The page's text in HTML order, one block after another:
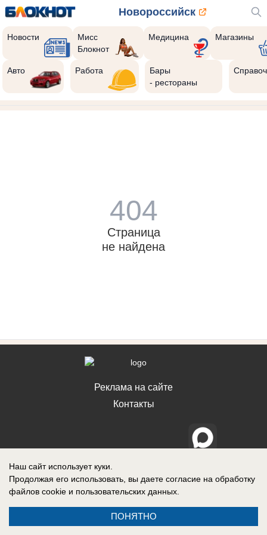
Новороссийск
Новости
Мисс
Блокнот
Медицина Магазины
Авто Работа
Бары
- рестораны
404
Страница
не найдена
Реклама на сайте
Контакты
Наш сайт использует куки.
Продолжая его использовать, вы даете согласие на обработку
файлов cookie и пользовательских данных.
ПОНЯТНО